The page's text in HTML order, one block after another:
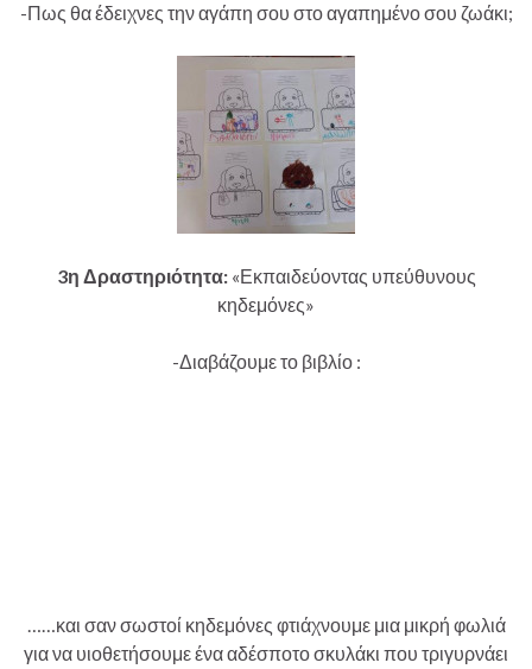
-Πως θα έδειχνες την αγάπη σου στο αγαπημένο σου ζωάκι;
3η Δραστηριότητα: «Εκπαιδεύοντας υπεύθυνους
κηδεμόνες»
-Διαβάζουμε το βιβλίο :
……και σαν σωστοί κηδεμόνες φτιάχνουμε μια μικρή φωλιά
για να υιοθετήσουμε ένα αδέσποτο σκυλάκι που τριγυρνάει